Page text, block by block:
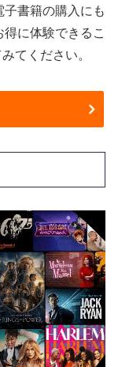
書籍の購入にも
に体験できるこ
てください。